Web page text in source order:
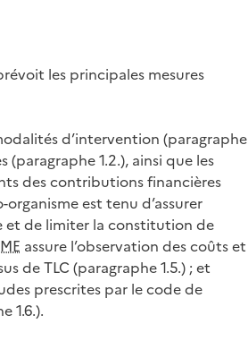
les principales mesures
d’intervention (paragraphe
(paragraphe 1.2.), ainsi que les
des contributions financières
est tenu d’assurer
et de limiter la constitution de
assure l’observation des coûts et
de TLC (paragraphe 1.5.) ; et
prescrites par le code de
1.6.).